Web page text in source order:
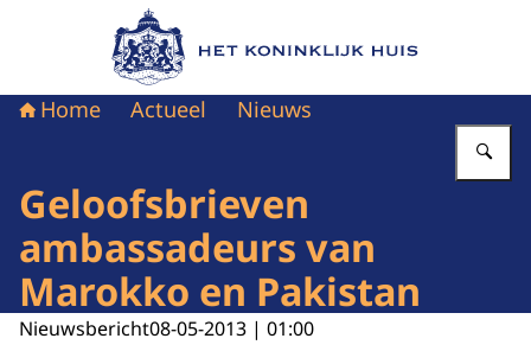
Naar de homepage van Het Koninklijk Huis
Home Actueel Nieuws
Geloofsbrieven
ambassadeurs van
Marokko en Pakistan
Nieuwsbericht08-05-2013 | 01:00